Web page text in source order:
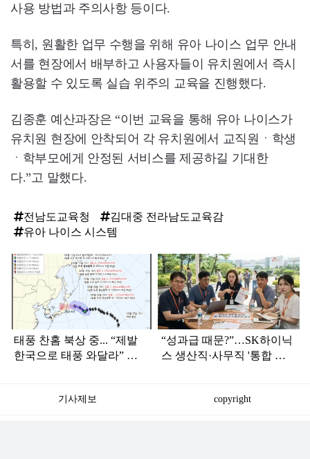
사용 방법과 주의사항 등이다.
특히, 원활한 업무 수행을 위해 유아 나이스 업무 안내
서를 현장에서 배부하고 사용자들이 유치원에서 즉시
활용할 수 있도록 실습 위주의 교육을 진행했다.
김종훈 예산과장은 “이번 교육을 통해 유아 나이스가
유치원 현장에 안착되어 각 유치원에서 교직원ㆍ학생
ㆍ학부모에게 안정된 서비스를 제공하길 기대한
다.”고 말했다.
전남도교육청
김대중 전라남도교육감
유아 나이스 시스템
탑
라
인
태풍 찬홈 북상 중... “제발
한국으로 태풍 와달라” 말
“성과급 때문?”…SK하이닉
스 생산직·사무직 '통합 노
기사제보 copyright